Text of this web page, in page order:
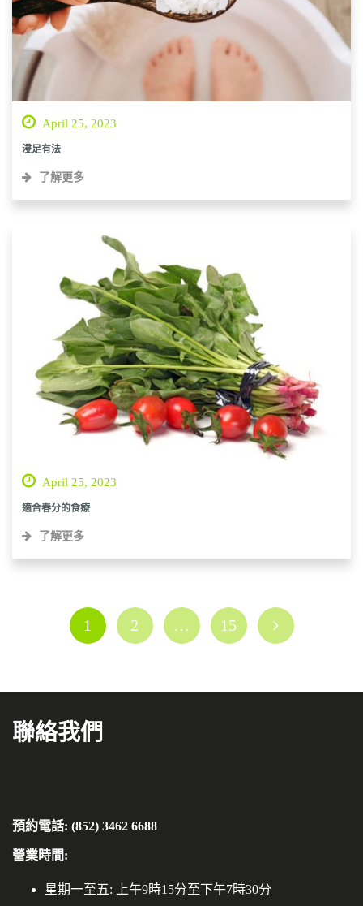
April 25, 2023
浸足有法
了解更多
April 25, 2023
適合春分的食療
了解更多
1 2 … 15
聯絡我們
預約電話: (852) 3462 6688
營業時間:
星期一至五: 上午9時15分至下午7時30分